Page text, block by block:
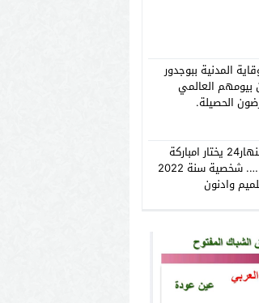
المدنية ببوجدور
بيومهم العالمي
الحصيلة.
موقع النهار24 يختار امباركة
بوعيدة …. شخصية سنة 2022
وادنون